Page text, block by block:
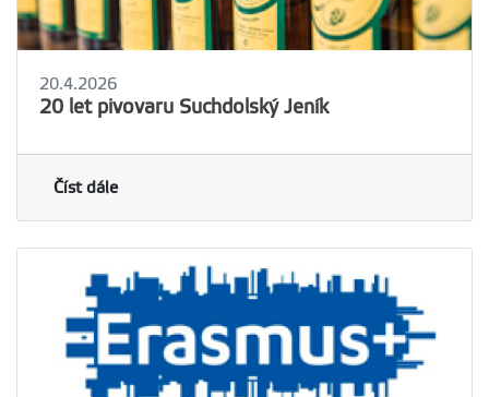
20.4.2026
20 let pivovaru Suchdolský Jeník
Číst dále